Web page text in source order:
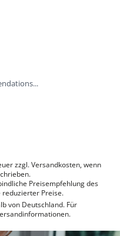
zzgl. Versandkosten, wenn
Preisempfehlung des
Preise.
von Deutschland. Für